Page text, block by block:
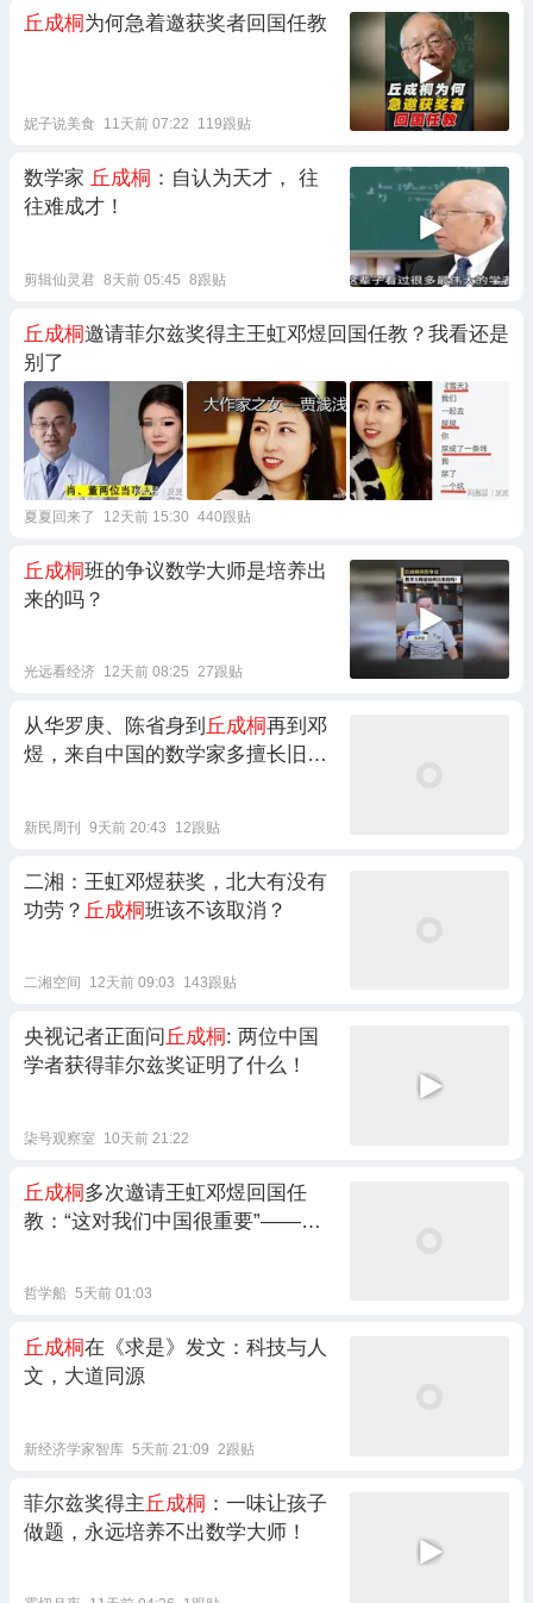
丘成桐为何急着邀获奖者回国任教
妮子说美食 11天前 07:22 119跟贴
数学家 丘成桐 ：自认为天才， 往
往难成才！
剪辑仙灵君 8天前 05:45 8跟贴
丘成桐邀请菲尔兹奖得主王虹邓煜回国任教？我看还是
别了
夏夏回来了 12天前 15:30 440跟贴
丘成桐班的争议数学大师是培养出
来的吗？
光远看经济 12天前 08:25 27跟贴
从华罗庚、陈省身到 丘成桐再到邓
煜，来自中国的数学家多擅长旧
新民周刊 9天前 20:43 12跟贴
二湘：王虹邓煜获奖，北大有没有
功劳？ 丘成桐班该不该取消？
二湘空间 12天前 09:03 143跟贴
央视记者正面问 丘成桐 : 两位中国
学者获得菲尔兹奖证明了什么！
柒号观察室 10天前 21:22
丘成桐多次邀请王虹邓煜回国任
教：“这对我们中国很重要”——但
哲学船 5天前 01:03
丘成桐在《求是》发文：科技与人
文，大道同源
新经济学家智库 5天前 21:09 2跟贴
菲尔兹奖得主 丘成桐 ：一味让孩子
做题，永远培养不出数学大师！